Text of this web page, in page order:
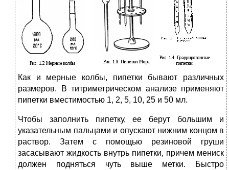
Как и мерные колбы, пипетки бывают различных
размеров. В титриметрическом анализе применяют
пипетки вместимостью 1, 2, 5, 10, 25 и 50 мл.
Чтобы заполнить пипетку, ее берут большим и
указательным пальцами и опускают нижним концом в
раствор. Затем с помощью резиновой груши
засасывают жидкость внутрь пипетки, причем мениск
должен подняться чуть выше метки. Быстро